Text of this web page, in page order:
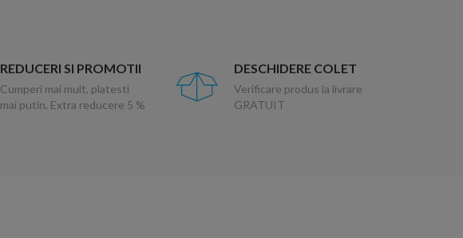
REDUCERI SI PROMOTII
Cumperi mai mult, platesti
mai putin. Extra reducere 5 %
DESCHIDERE COLET
Verificare produs la livrare
GRATUIT